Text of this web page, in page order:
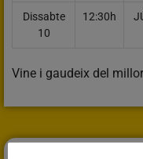
Dissabte
10
12:30h
Vine i gaudeix del